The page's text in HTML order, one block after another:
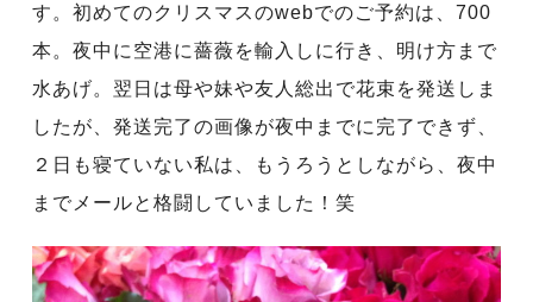
す。初めてのクリスマスのwebでのご予約は、700
本。夜中に空港に薔薇を輸入しに行き、明け方まで
水あげ。翌日は母や妹や友人総出で花束を発送しま
したが、発送完了の画像が夜中までに完了できず、
２日も寝ていない私は、もうろうとしながら、夜中
までメールと格闘していました！笑